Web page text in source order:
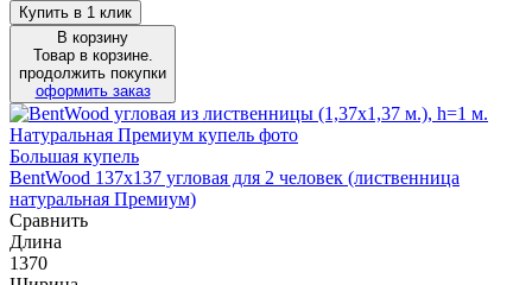
Купить в 1 клик
В корзину
Товар в корзине.
продолжить покупки
оформить заказ
Большая купель
BentWood 137х137 угловая для 2 человек (лиственница
натуральная Премиум)
Сравнить
Длина
1370